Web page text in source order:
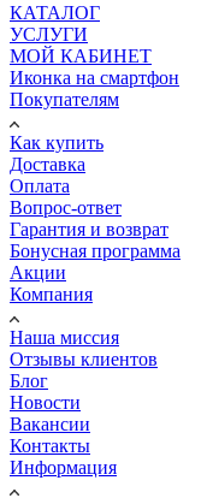
КАТАЛОГ
УСЛУГИ
МОЙ КАБИНЕТ
Иконка на смартфон
Покупателям
Как купить
Доставка
Оплата
Вопрос-ответ
Гарантия и возврат
Бонусная программа
Акции
Компания
Наша миссия
Отзывы клиентов
Блог
Новости
Вакансии
Контакты
Информация